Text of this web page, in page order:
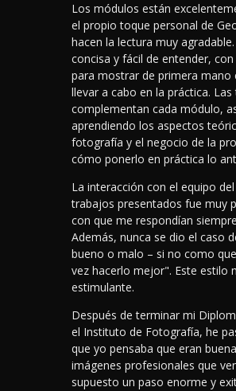
Los módulos están
el propio toque personal de
hacen la lectura muy
concisa y fácil de entender,
para mostrar de primera mano
llevar a cabo en la práctica. Las
complementan cada módulo,
aprendiendo los aspectos
fotografía y el negocio de la
cómo ponerlo en práctica lo
La interacción con el equipo
trabajos presentados fue muy
con que me respondían
Además, nunca se dio el caso
bueno o malo – si no como
vez hacerlo mejor". Este estilo
estimulante.
Después de terminar mi
el Instituto de Fotografía, he
que yo pensaba que eran
imágenes profesionales que
supuesto un paso enorme y